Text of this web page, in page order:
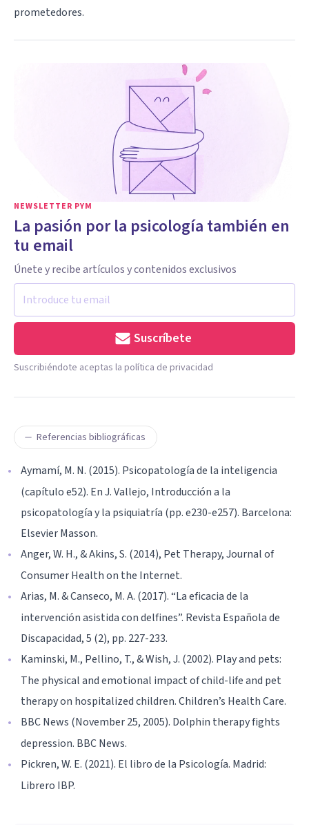
prometedores.
NEWSLETTER PYM
La pasión por la psicología también en
tu email
Únete y recibe artículos y contenidos exclusivos
Suscríbete
Suscribiéndote aceptas la política de privacidad
Referencias bibliográficas
Aymamí, M. N. (2015). Psicopatología de la inteligencia
(capítulo e52). En J. Vallejo, Introducción a la
psicopatología y la psiquiatría (pp. e230-e257). Barcelona:
Elsevier Masson.
Anger, W. H., & Akins, S. (2014), Pet Therapy, Journal of
Consumer Health on the Internet.
Arias, M. & Canseco, M. A. (2017). “La eficacia de la
intervención asistida con delfines”. Revista Española de
Discapacidad, 5 (2), pp. 227-233.
Kaminski, M., Pellino, T., & Wish, J. (2002). Play and pets:
The physical and emotional impact of child-life and pet
therapy on hospitalized children. Children’s Health Care.
BBC News (November 25, 2005). Dolphin therapy fights
depression. BBC News.
Pickren, W. E. (2021). El libro de la Psicología. Madrid:
Librero IBP.